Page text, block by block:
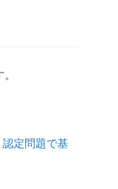
認定問題で基